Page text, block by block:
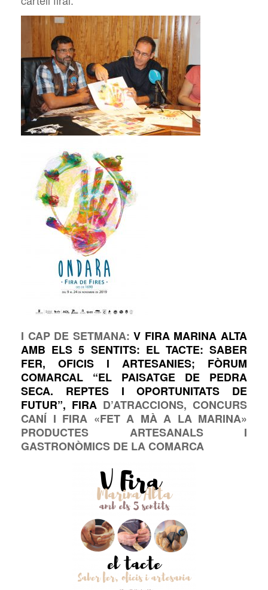
I CAP DE SETMANA:V FIRA MARINA ALTA
AMB ELS 5 SENTITS: EL TACTE: SABER
FER, OFICIS I ARTESANIES; FÒRUM
COMARCAL “EL PAISATGE DE PEDRA
SECA. REPTES I OPORTUNITATS DE
FUTUR”, FIRA D’ATRACCIONS, CONCURS
CANÍ I FIRA «FET A MÀ A LA MARINA»
PRODUCTES ARTESANALS I
GASTRONÒMICS DE LA COMARCA